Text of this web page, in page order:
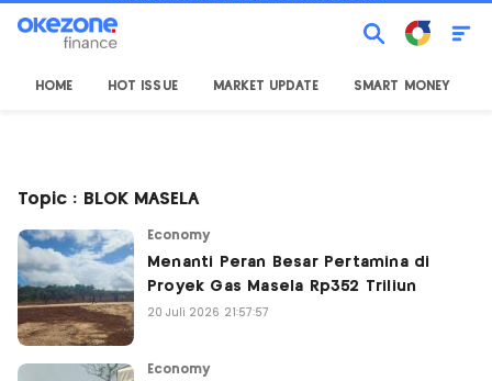
HOME HOT ISSUE MARKET UPDATE SMART MONEY
Topic : BLOK MASELA
Economy
Menanti Peran Besar Pertamina di
Proyek Gas Masela Rp352 Triliun
20 Juli 2026 21:57:57
Economy